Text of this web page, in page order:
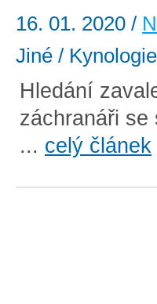
16. 01. 2020 /
Jiné /
Hledání
záchranáři se
... celý článek